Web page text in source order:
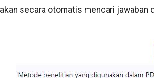
akan secara otomatis mencari jawaban